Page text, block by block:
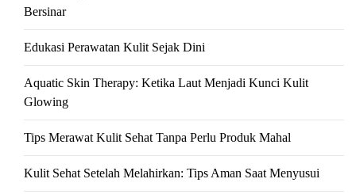
Bersinar
Edukasi Perawatan Kulit Sejak Dini
Aquatic Skin Therapy: Ketika Laut Menjadi Kunci Kulit
Glowing
Tips Merawat Kulit Sehat Tanpa Perlu Produk Mahal
Kulit Sehat Setelah Melahirkan: Tips Aman Saat Menyusui